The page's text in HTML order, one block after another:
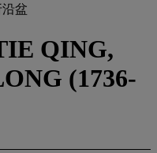
盆
QING,
(1736-